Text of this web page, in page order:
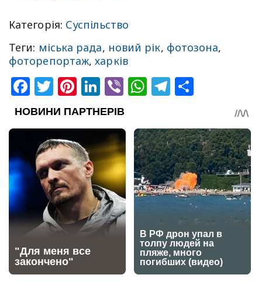
Категорія: Суспільство
Теги: міська рада, новий рік, фотозона,
фоторепортаж,харків
Facebook
Twitter
Pinterest
LinkedIn
ViberWhatsApp
Telegram